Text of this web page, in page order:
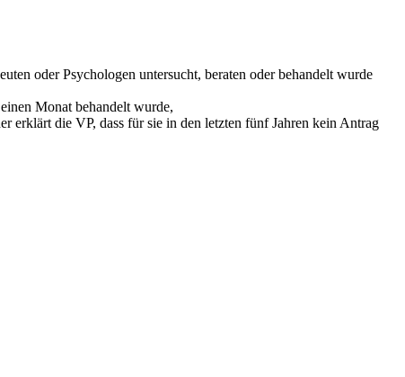
oder Psychologen untersucht, beraten oder behandelt wurde
Monat behandelt wurde,
erklärt die VP, dass für sie in den letzten fünf Jahren kein Antrag